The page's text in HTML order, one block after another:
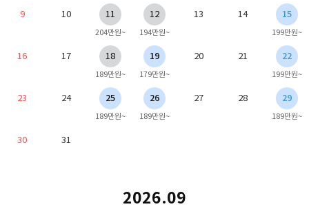
9 10 11
204만원~
12
194만원~
13 14 15
199만원~
16 17 18
189만원~
19
179만원~
20 21 22
199만원~
23 24 25
189만원~
26
189만원~
27 28 29
189만원~
30 31
2026.09